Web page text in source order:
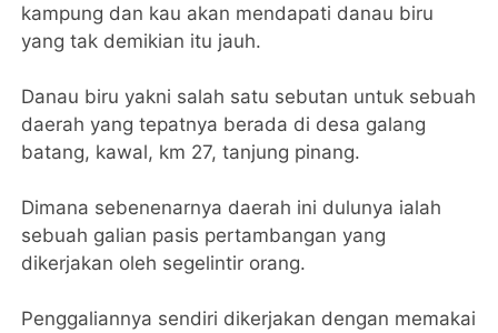
kampung dan kau akan mendapati danau biru
yang tak demikian itu jauh.
Danau biru yakni salah satu sebutan untuk sebuah
daerah yang tepatnya berada di desa galang
batang, kawal, km 27, tanjung pinang.
Dimana sebenenarnya daerah ini dulunya ialah
sebuah galian pasis pertambangan yang
dikerjakan oleh segelintir orang.
Penggaliannya sendiri dikerjakan dengan memakai